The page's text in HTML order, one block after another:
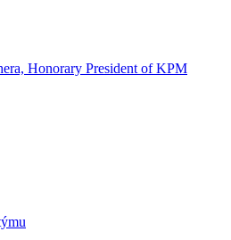
Honorary President of KPM